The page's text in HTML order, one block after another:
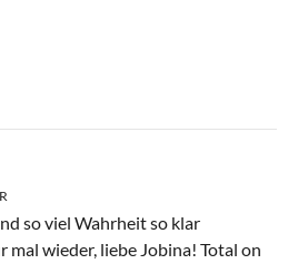
so viel Wahrheit so klar
mal wieder, liebe Jobina! Total on